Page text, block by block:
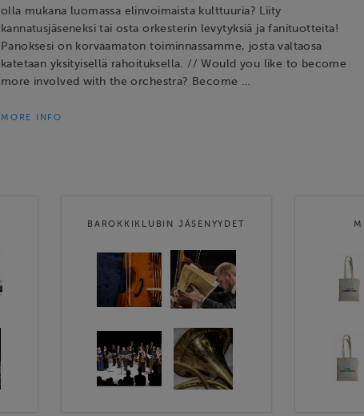
olla mukana luomassa elinvoimaista kulttuuria? Liity
kannatusjäseneksi tai osta orkesterin levytyksiä ja fanituotteita!
Panoksesi on korvaamaton toiminnassamme, josta valtaosa
katetaan yksityisellä rahoituksella. // Would you like to become
more involved with the orchestra? Become …
MORE INFO
BAROKKIKLUBIN JÄSENYYDET